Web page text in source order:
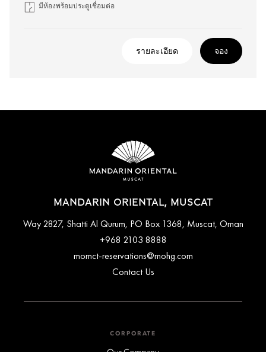
มีห้องพร้อมประตูเชื่อมต่อ
รายละเอียด จอง
MANDARIN ORIENTAL, MUSCAT
Way 2827, Shatti Al Qurum, PO Box 1368, Muscat, Oman
+968 2103 8888
momct-reservations@mohg.com
Contact Us
CORPORATE